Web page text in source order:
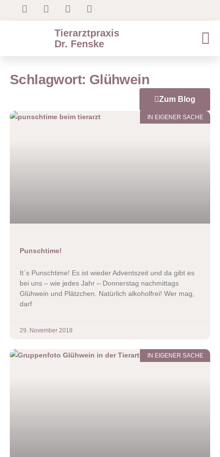
Tierarztpraxis
Dr. Fenske
Schlagwort: Glühwein
Zum Blog
IN EIGENER SACHE
Punschtime!
It´s Punschtime! Es ist wieder Adventszeit und da gibt es
bei uns – wie jedes Jahr – Donnerstag nachmittags
Glühwein und Plätzchen. Natürlich alkoholfrei! Wer mag,
darf
29. November 2018
IN EIGENER SACHE